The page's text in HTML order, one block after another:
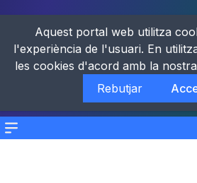
Menu
Aquest portal web utilitza
l'experiència de l'usuari. En
les cookies d'acord amb la nostra
Rebutjar